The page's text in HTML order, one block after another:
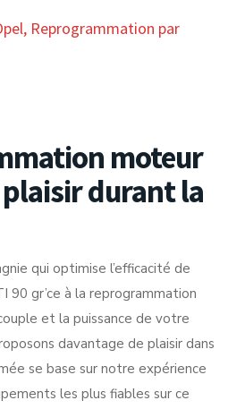
, Reprogrammation par
moteur
durant la
qui optimise l’efficacité de
90 gr’ce à la reprogrammation
et la puissance de votre
davantage de plaisir dans
se base sur notre expérience
les plus fiables sur ce